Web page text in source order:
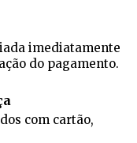
imediatamente
do pagamento.
com cartão,